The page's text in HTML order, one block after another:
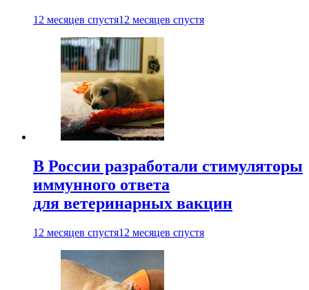
12 месяцев спустя12 месяцев спустя
В России разработали стимуляторы
иммунного ответа
для ветеринарных вакцин
12 месяцев спустя12 месяцев спустя